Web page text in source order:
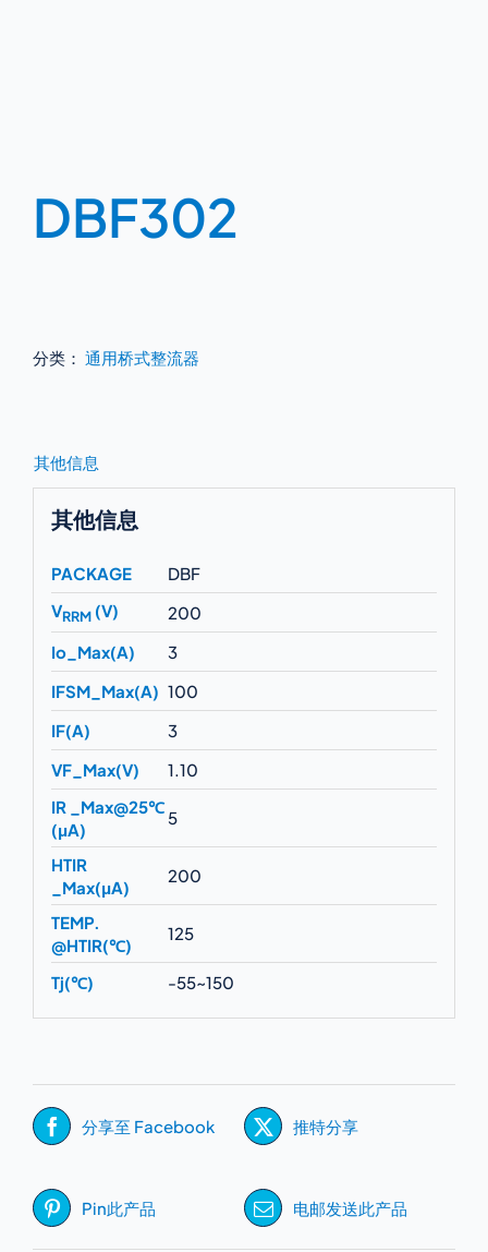
DBF302
分类： 通用桥式整流器
其他信息
其他信息
PACKAGE
DBF
VRRM(V)
200
Io_Max(A)
3
IFSM_Max(A) 100
IF(A)
3
VF_Max(V)
1.10
IR _Max@25℃
(μA)
5
HTIR
_Max(μA)
200
TEMP.
@HTIR(℃)
125
Tj(℃) -55~150
分享至 Facebook 推特分享
Pin此产品 电邮发送此产品